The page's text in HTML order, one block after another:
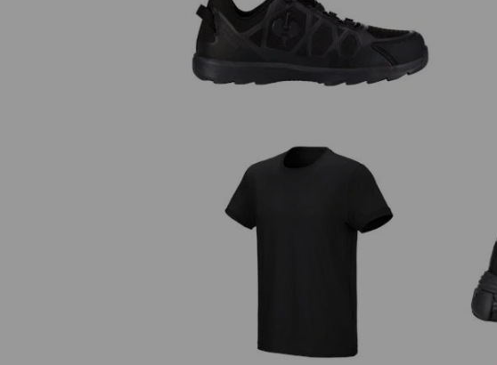
S1 skyddslågskor e.s. Baham II low